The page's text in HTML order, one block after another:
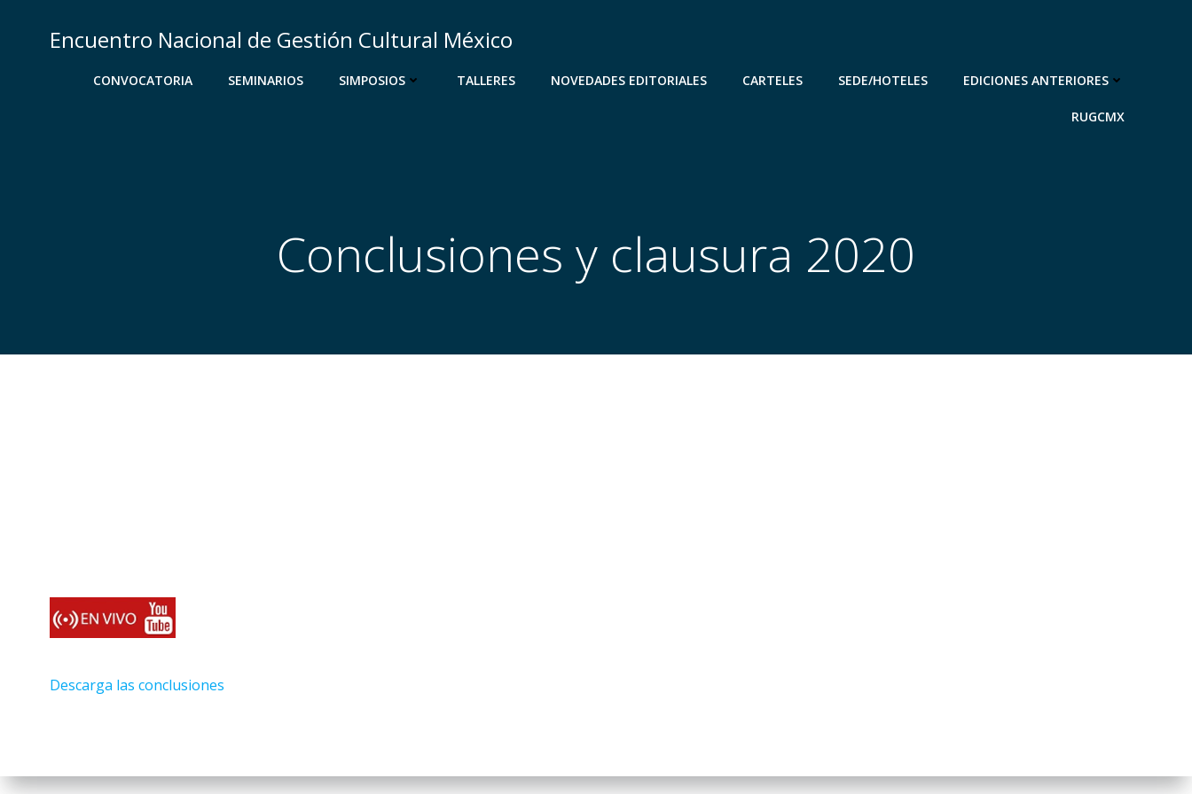
contenidoEncuentro Nacional de Gestión Cultural México
CONVOCATORIA SEMINARIOS SIMPOSIOS TALLERES NOVEDADES EDITORIALES CARTELES SEDE/HOTELES EDICIONES ANTERIORES
RUGCMX
Conclusiones y clausura 2020
Descarga las conclusiones